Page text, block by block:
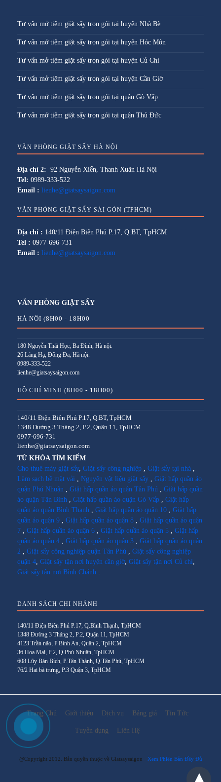
Tư vấn mở tiệm giặt sấy trọn gói tại huyện Nhà Bè
Tư vấn mở tiệm giặt sấy trọn gói tại huyện Hóc Môn
Tư vấn mở tiệm giặt sấy trọn gói tại huyện Củ Chi
Tư vấn mở tiệm giặt sấy trọn gói tại huyện Cần Giờ
Tư vấn mở tiệm giặt sấy trọn gói tại quận Gò Vấp
Tư vấn mở tiệm giặt sấy trọn gói tại quận Thủ Đức
VĂN PHÒNG GIẶT SẤY HÀ NỘI
Địa chỉ 2: 92 Nguyễn Xiển, Thanh Xuân Hà Nội
Tel: 0989-333-522
Email : lienhe@giatsaysaigon.com
VĂN PHÒNG GIẶT SẤY SÀI GÒN (TPHCM)
Địa chỉ : 140/11 Điện Biên Phủ P.17, Q.BT, TpHCM
Tel : 0977-696-731
Email : lienhe@giatsaysaigon.com
VĂN PHÒNG GIẶT SẤY
HÀ NỘI (8H00 - 18H00
180 Nguyễn Thái Học, Ba Đình, Hà nội.
26 Láng Hạ, Đống Đa, Hà nội.
0989-333-522
lienhe@giatsaysaigon.com
HỒ CHÍ MINH (8H00 - 18H00)
140/11 Điện Biên Phủ P.17, Q.BT, TpHCM
1348 Đường 3 Tháng 2, P.2, Quận 11, TpHCM
0977-696-731
lienhe@giatsaysaigon.com
TỪ KHÓA TÌM KIẾM
Cho thuê máy giặt sấy, Giặt sấy công nghiệp , Giặt sấy tại nhà ,
Làm sạch bề mặt vải , Nguyên vật liệu giặt sấy , Giặt hấp quần áo
quận Phú Nhuận , Giặt hấp quần áo quận Tân Phú , Giặt hấp quần
áo quận Tân Bình , Giặt hấp quần áo quận Gò Vấp , Giặt hấp
quần áo quận Bình Thạnh , Giặt hấp quần áo quận 10 , Giặt hấp
quần áo quận 9 , Giặt hấp quần áo quận 8 , Giặt hấp quần áo quận
7 , Giặt hấp quần áo quận 6 , Giặt hấp quần áo quận 5 , Giặt hấp
quần áo quận 4 , Giặt hấp quần áo quận 3 , Giặt hấp quần áo quận
2 , Giặt sấy công nghiệp quận Tân Phú , Giặt sấy công nghiệp
quận 4, Giặt sấy tận nơi huyện cần giờ, Giặt sấy tận nơi Củ chi,
Giặt sấy tận nơi Bình Chánh .
DANH SÁCH CHI NHÁNH
140/11 Điện Biên Phủ P.17, Q.Bình Thạnh, TpHCM
1348 Đường 3 Tháng 2, P.2, Quận 11, TpHCM
4123 Trần não, P.Bình An, Quận 2, TpHCM
36 Hoa Mai, P.2, Q.Phú Nhuận, TpHCM
608 Lũy Bán Bích, P.Tân Thành, Q.Tân Phú, TpHCM
76/2 Hai bà trưng, P.3 Quận 3, TpHCM
Trang Chủ Giới thiệu Dịch vụ Bảng giá Tin Tức
Tuyển dụng Liên Hệ
@Copyright 2012. Bản quyền thuộc về Giatsaysaigon Xem Phiên Bản Đầy Đủ